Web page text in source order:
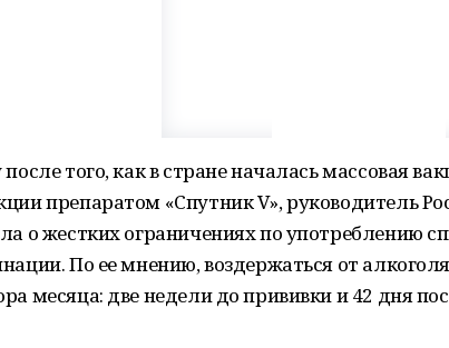
после того, как в стране началась массовая
препаратом «Спутник V», руководитель
о жестких ограничениях по употреблению
По ее мнению, воздержаться от
месяца: две недели до прививки и 42 дня